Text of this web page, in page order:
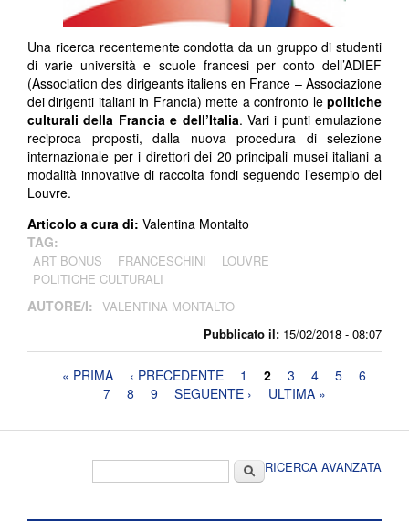
Pubblicato il: 15/02/2018 - 08:07
Una ricerca recentemente condotta da un gruppo di studenti
di varie università e scuole francesi per conto dell’ADIEF
(Association des dirigeants italiens en France – Associazione
dei dirigenti italiani in Francia) mette a confronto le politiche
culturali della Francia e dell’Italia. Vari i punti emulazione
reciproca proposti, dalla nuova procedura di selezione
internazionale per i direttori dei 20 principali musei italiani a
modalità innovative di raccolta fondi seguendo l’esempio del
Louvre.
Articolo a cura di: Valentina Montalto
TAG:
ART BONUS FRANCESCHINI
LOUVRE
POLITICHE CULTURALI
AUTORE/I: VALENTINA MONTALTO
Pagine« PRIMA ‹ PRECEDENTE 1 2 3 4 5
6
7
8 9 SEGUENTE › ULTIMA »
CercaRICERCA AVANZATA